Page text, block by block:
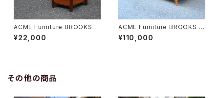
ACME Furniture BROOKS H
EXAGON TABLE “Glass”
¥22,000
ACME Furniture BROOKS SI
DE BOARD
¥110,000
その他の商品